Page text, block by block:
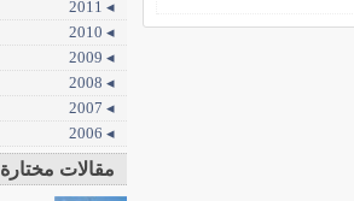
◂ 2011
◂ 2010
◂ 2009
◂ 2008
◂ 2007
◂ 2006
مقالات مختارة